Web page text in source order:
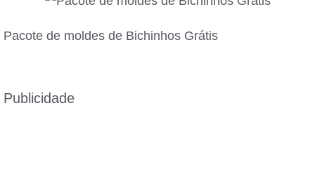
Pacote de moldes de Bichinhos Grátis
Publicidade